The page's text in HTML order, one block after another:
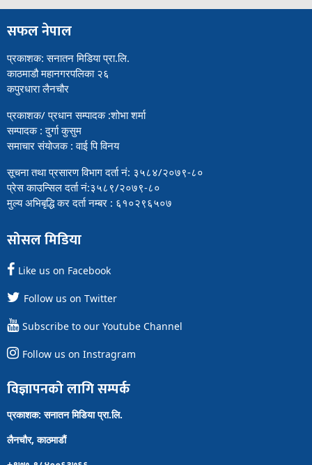
सफल नेपाल
प्रकाशक: सनातन मिडिया प्रा.लि.
काठमाडौ महानगरपलिका २६
कपुरधारा लैनचौर
प्रकाशक/ प्रधान सम्पादक :शोभा शर्मा
सम्पादक : दुर्गा कुसुम
समाचार संयोजक : वाई पि विनय
सूचना तथा प्रसारण विभाग दर्ता नं: ३५८४/२०७९-८०
प्रेस काउन्सिल दर्ता नं:३५८९/२०७९-८०
मुल्य अभिबृद्धि कर दर्ता नम्बर : ६१०२९६५०७
सोसल मिडिया
Like us on Facebook
Follow us on Twitter
Subscribe to our Youtube Channel
Follow us on Instragram
विज्ञापनको लागि सम्पर्क
प्रकाशक: सनातन मिडिया प्रा.लि.
लैनचौर, काठमाडौं